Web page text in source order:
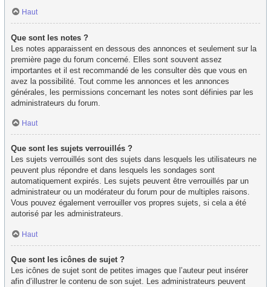
Haut
Que sont les notes ?
Les notes apparaissent en dessous des annonces et seulement sur la
première page du forum concerné. Elles sont souvent assez
importantes et il est recommandé de les consulter dès que vous en
avez la possibilité. Tout comme les annonces et les annonces
générales, les permissions concernant les notes sont définies par les
administrateurs du forum.
Haut
Que sont les sujets verrouillés ?
Les sujets verrouillés sont des sujets dans lesquels les utilisateurs ne
peuvent plus répondre et dans lesquels les sondages sont
automatiquement expirés. Les sujets peuvent être verrouillés par un
administrateur ou un modérateur du forum pour de multiples raisons.
Vous pouvez également verrouiller vos propres sujets, si cela a été
autorisé par les administrateurs.
Haut
Que sont les icônes de sujet ?
Les icônes de sujet sont de petites images que l’auteur peut insérer
afin d’illustrer le contenu de son sujet. Les administrateurs peuvent